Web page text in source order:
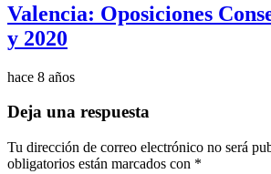
Valencia: Oposiciones
y 2020
hace 8 años
Deja una respuesta
Tu dirección de correo electrónico no será
obligatorios están marcados con *